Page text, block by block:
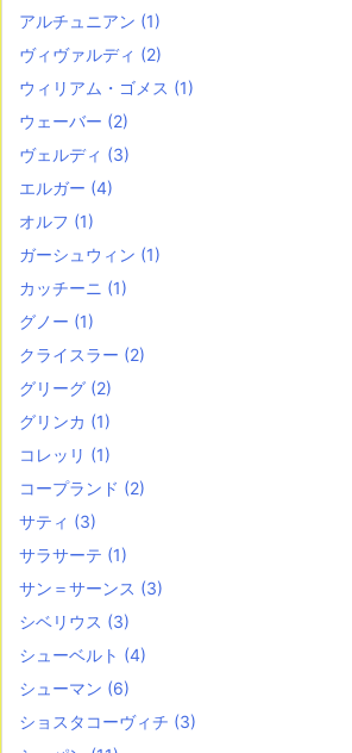
アルチュニアン (1)
ヴィヴァルディ (2)
ウィリアム・ゴメス (1)
ウェーバー (2)
ヴェルディ (3)
エルガー (4)
オルフ (1)
ガーシュウィン (1)
カッチーニ (1)
グノー (1)
クライスラー (2)
グリーグ (2)
グリンカ (1)
コレッリ (1)
コープランド (2)
サティ (3)
サラサーテ (1)
サン＝サーンス (3)
シベリウス (3)
シューベルト (4)
シューマン (6)
ショスタコーヴィチ (3)